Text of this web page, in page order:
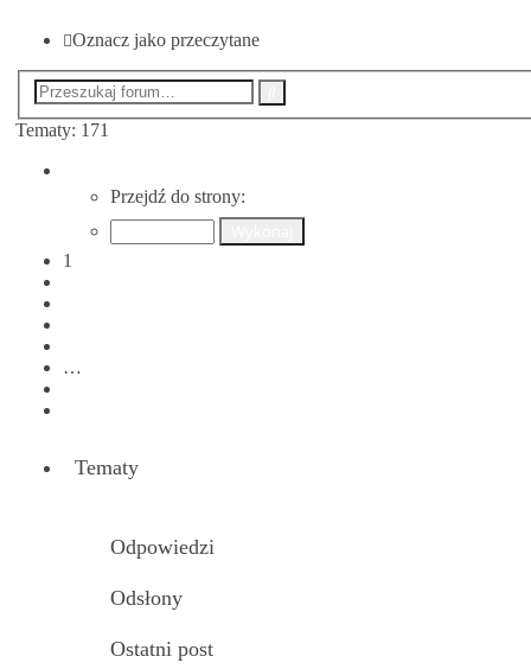
Oznacz jako przeczytane
Tematy: 171
Przejdź do strony:
1
…
Tematy
Odpowiedzi
Odsłony
Ostatni post